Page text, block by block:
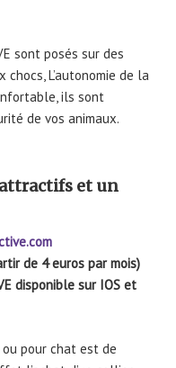
sont posés sur des
L’autonomie de la
ils sont
de vos animaux.
et un
de 4 euros par mois)
disponible sur IOS et
ou pour chat est de